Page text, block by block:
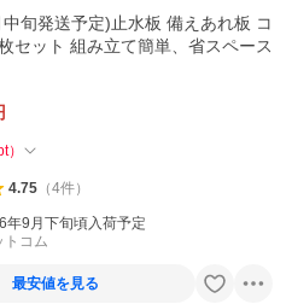
旬発送予定)止水板 備えあれ板 コ
セット 組み立て簡単、省スペース
）
4.75（4件）
年9月下旬頃入荷予定
トコム
最安値を見る